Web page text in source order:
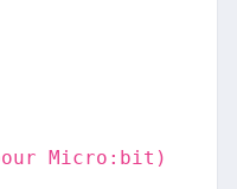
Micro:bit)